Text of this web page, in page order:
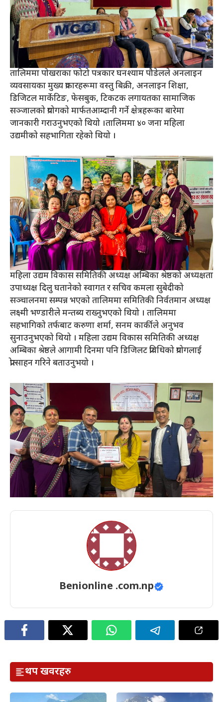
तालिममा पोखराका फोटो पत्रकार घनश्याम पौडेलले अनलाइन
व्यवसायका मुख्य प्रकारहरूमा वस्तु बिक्री, अनलाइन शिक्षा,
डिजिटल मार्केटिङ, फेसबुक, टिकटक लगायतका सामाजिक
सञ्जालको प्रयोगको मार्फतआम्दानी गर्ने क्षेत्रहरूका बारेमा
जानकारी गराउनुभएको थियो ।तालिममा ४० जना महिला
उद्यमीको सहभागिता रहेको थियो ।
महिला उद्यम विकास समितिकी अध्यक्ष अम्बिका श्रेष्ठको अध्यक्षता
उपाध्यक्ष दिलु घतानेको स्वागत र सचिव कमला सुबेदीको
सञ्चालनमा सम्पन्न भएको तालिममा समितिकी निर्वतमान अध्यक्ष
लक्ष्मी भण्डारीले मन्तब्य राख्नुभएको थियो । तालिममा
सहभागिको तर्फबाट करुणा शर्मा, सनम कार्कीले अनुभव
सुनाउनुभएको थियो । महिला उद्यम विकास समितिकी अध्यक्ष
अम्बिका श्रेष्ठले आगामी दिनमा पनि डिजिलट प्रविधिको प्रयोगलाई
प्रोत्साहन गरिने बताउनुभयो ।
Benionline .com.np
थप खवरहरु